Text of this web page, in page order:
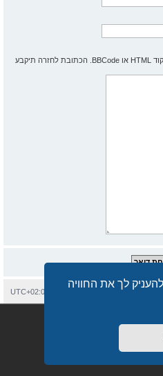
לך את החוויה
הודעה זו תשלח כטקסט נקי, אל תכלול כאו קוד HTML או BBCode. הכתובת לחזרה תיקבע
UTC+02:00 מחיקת עוגיות
. © 2017 - phpBB.co.il.